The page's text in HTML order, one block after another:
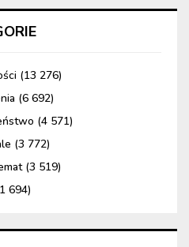
(13 276)
(6 692)
(4 571)
(3 772)
(3 519)
694)